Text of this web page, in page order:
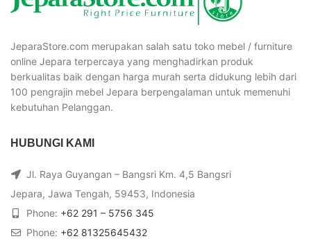
JeparaStore.com merupakan salah satu toko mebel / furniture
online Jepara terpercaya yang menghadirkan produk
berkualitas baik dengan harga murah serta didukung lebih dari
100 pengrajin mebel Jepara berpengalaman untuk memenuhi
kebutuhan Pelanggan.
HUBUNGI KAMI
Jl. Raya Guyangan – Bangsri Km. 4,5 Bangsri
Jepara, Jawa Tengah, 59453, Indonesia
Phone: +62 291 – 5756 345
Phone: +62 81325645432